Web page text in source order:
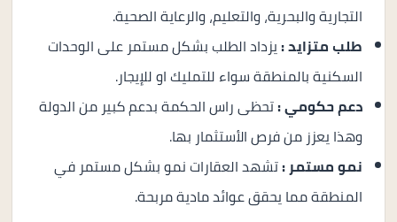
التجارية والبحرية، والتعليم، والرعاية الصحية.
طلب متزايد :يزداد الطلب بشكل مستمر على الوحدات
السكنية بالمنطقة سواء للتمليك او للإيجار.
دعم حكومي :تحظى راس الحكمة بدعم كبير من الدولة
وهذا يعزز من فرص الأستثمار بها.
نمو مستمر :تشهد العقارات نمو بشكل مستمر في
المنطقة مما يحقق عوائد مادية مربحة.